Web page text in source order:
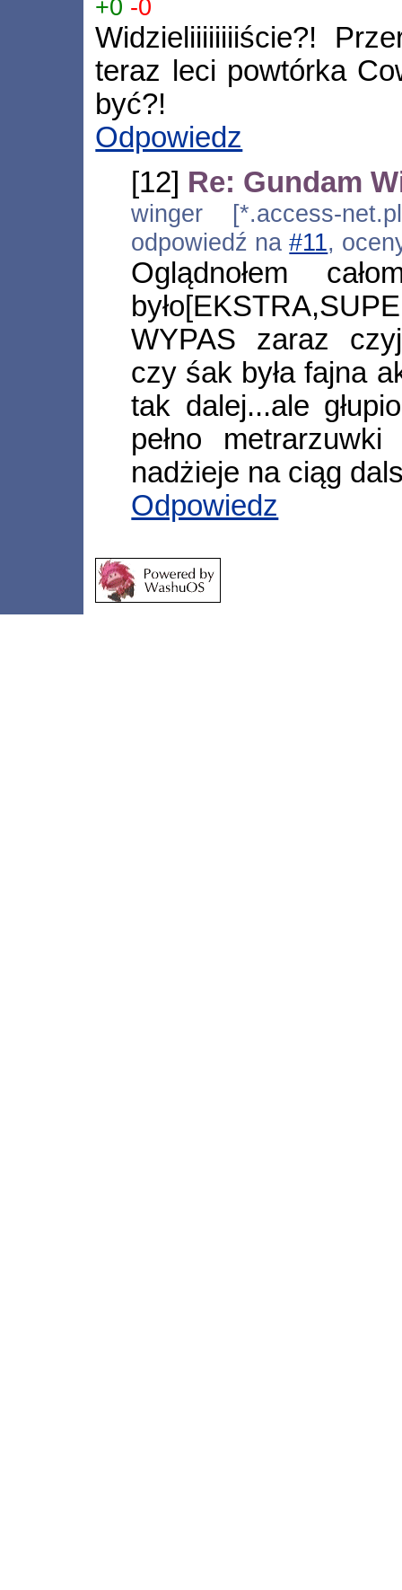
+0 -0
Widzieliiiiiiiiście?!
teraz leci powtórka
być?!
Odpowiedz
[12] Re: Gundam
winger [*.access-
odpowiedź na#11,
Oglądnołem
WYPAS zaraz
czy śak była fajna
tak dalej...ale
pełno
nadżieje na ciąg
Odpowiedz